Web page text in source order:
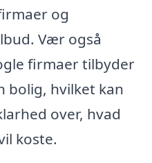
og
Vær også
firmaer tilbyder
bolig, hvilket kan
over, hvad
koste.